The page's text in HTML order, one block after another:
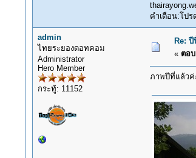
คำเตือน:โปร
admin
ไทยระยองดอทคอม
Administrator
Hero Member
กระทู้: 11152
Re:
« ตอ
ภาพปีที่แล้วค่